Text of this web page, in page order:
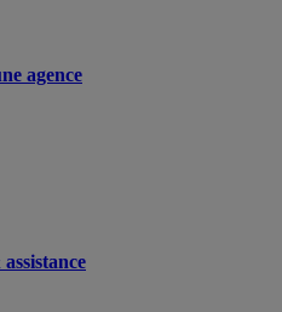
agence